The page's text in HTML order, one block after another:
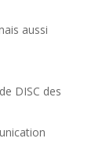
aussi
DISC des